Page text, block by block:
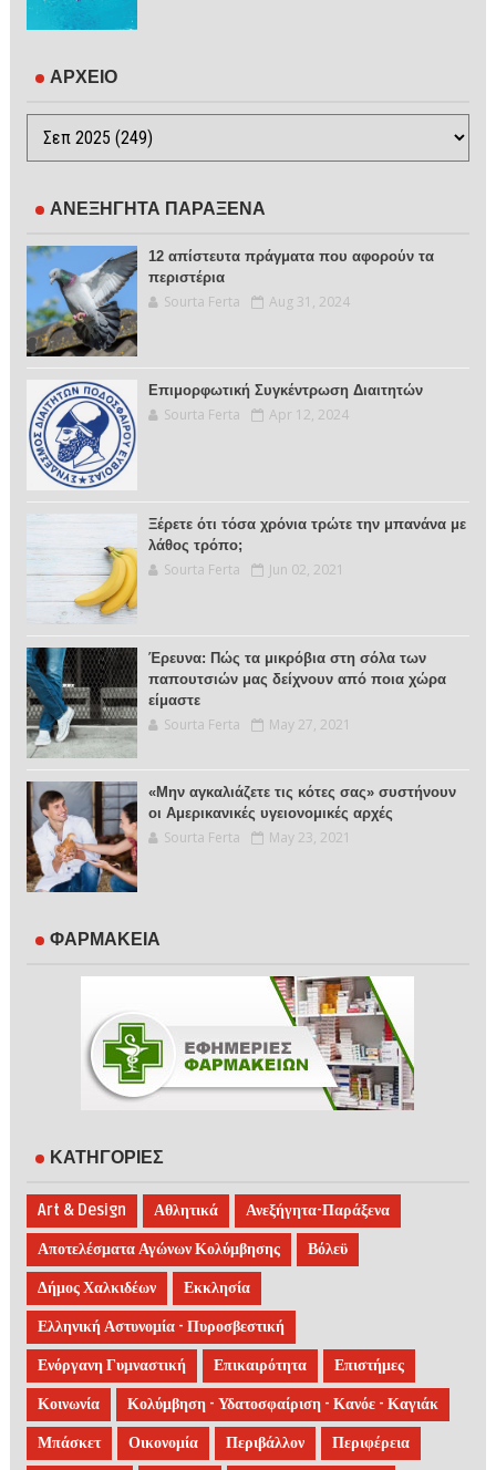
ΑΡΧΕΙΟ
ΑΝΕΞΗΓΗΤΑ ΠΑΡΑΞΕΝΑ
12 απίστευτα πράγματα που αφορούν τα
περιστέρια
Sourta Ferta Aug 31, 2024
Επιμορφωτική Συγκέντρωση Διαιτητών
Sourta Ferta Apr 12, 2024
Ξέρετε ότι τόσα χρόνια τρώτε την μπανάνα με
λάθος τρόπο;
Sourta Ferta Jun 02, 2021
Έρευνα: Πώς τα μικρόβια στη σόλα των
παπουτσιών μας δείχνουν από ποια χώρα
είμαστε
Sourta Ferta May 27, 2021
«Μην αγκαλιάζετε τις κότες σας» συστήνουν
οι Αμερικανικές υγειονομικές αρχές
Sourta Ferta May 23, 2021
ΦΑΡΜΑΚΕΙΑ
ΚΑΤΗΓΟΡΙΕΣ
Art & Design Αθλητικά Ανεξήγητα-Παράξενα
Αποτελέσματα Αγώνων Κολύμβησης Βόλεϋ
Δήμος Χαλκιδέων Εκκλησία
Ελληνική Αστυνομία - Πυροσβεστική
Ενόργανη Γυμναστική Επικαιρότητα Επιστήμες
Κοινωνία Κολύμβηση - Υδατοσφαίριση - Κανόε - Καγιάκ
Μπάσκετ Οικονομία Περιβάλλον Περιφέρεια